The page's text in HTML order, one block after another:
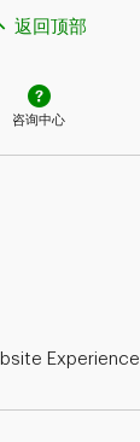
返回顶部
咨询中心
Experience